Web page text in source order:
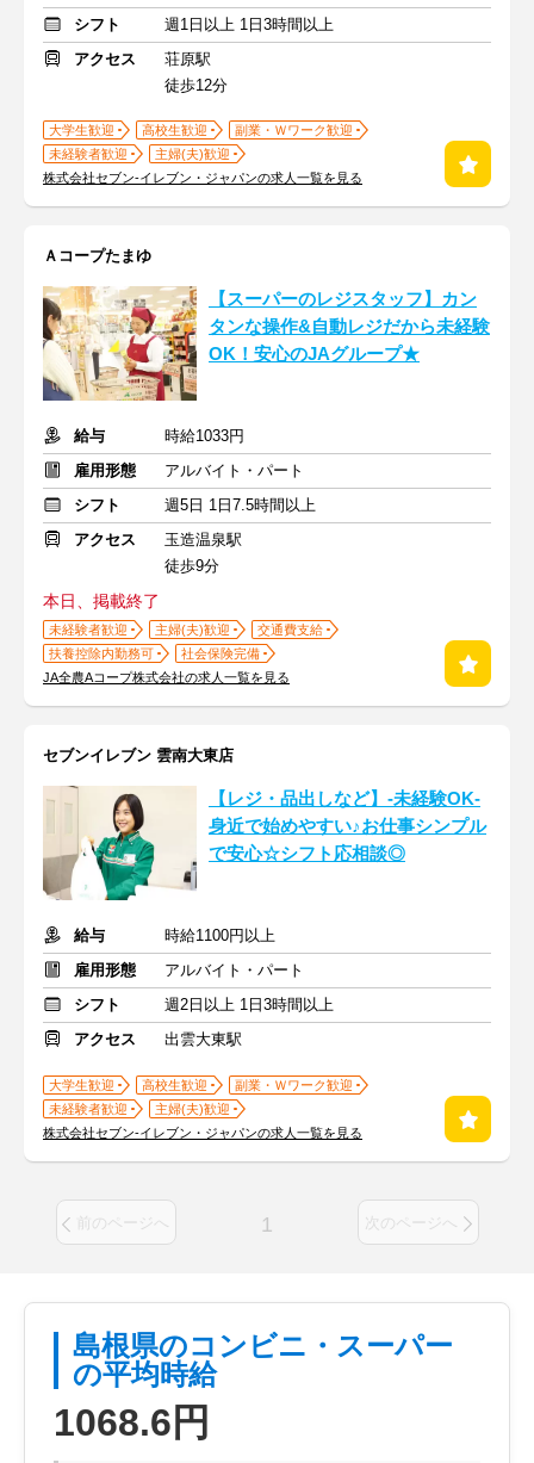
シフト
週1日以上 1日3時間以上
アクセス
荘原駅
徒歩12分
大学生歓迎 高校生歓迎
副業・Ｗワーク歓迎
未経験者歓迎
主婦(夫)歓迎
株式会社セブン-イレブン・ジャパンの求人一覧を見る
Ａコープたまゆ
【スーパーのレジスタッフ】カン
タンな操作&自動レジだから未経験
OK！安心のJAグループ★
給与
時給1033円
雇用形態
アルバイト・パート
シフト
週5日 1日7.5時間以上
アクセス
玉造温泉駅
徒歩9分
本日、掲載終了
未経験者歓迎 主婦(夫)歓迎
交通費支給
扶養控除内勤務可
社会保険完備
JA全農Aコープ株式会社の求人一覧を見る
セブンイレブン 雲南大東店
【レジ・品出しなど】-未経験OK-
身近で始めやすい♪お仕事シンプル
で安心☆シフト応相談◎
給与
時給1100円以上
雇用形態
アルバイト・パート
シフト
週2日以上 1日3時間以上
アクセス
出雲大東駅
大学生歓迎 高校生歓迎
副業・Ｗワーク歓迎
未経験者歓迎
主婦(夫)歓迎
株式会社セブン-イレブン・ジャパンの求人一覧を見る
前のページへ 1 次のページへ
島根県のコンビニ・スーパー
の平均時給
1068.6円